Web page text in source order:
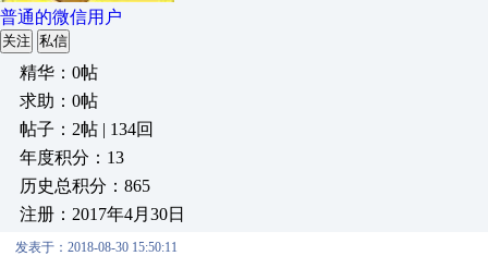
普通的微信用户
关注 私信
精华：0帖
求助：0帖
帖子：2帖 | 134回
年度积分：13
历史总积分：865
注册：2017年4月30日
发表于：2018-08-30 15:50:11